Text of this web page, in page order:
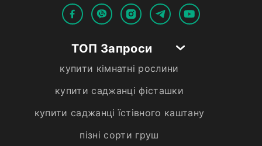
ТОП Запроси
купити кімнатні рослини
купити саджанці фісташки
купити саджанці їстівного каштану
пізні сорти груш